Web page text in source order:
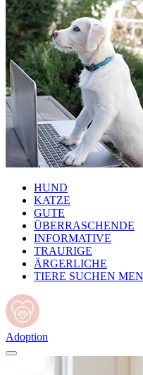
HUND
KATZE
GUTE
ÜBERRASCHENDE
INFORMATIVE
TRAURIGE
ÄRGERLICHE
TIERE SUCHEN
Adoption